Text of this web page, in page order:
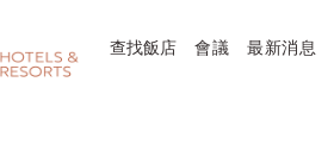
查找飯店 會議 最新消息